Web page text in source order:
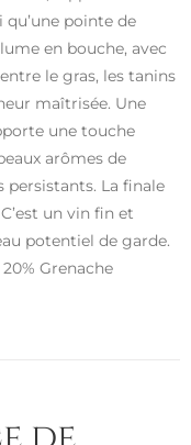
qu’une pointe de
en bouche, avec
le gras, les tanins
maîtrisée. Une
une touche
arômes de
La finale
un vin fin et
potentiel de garde.
Grenache